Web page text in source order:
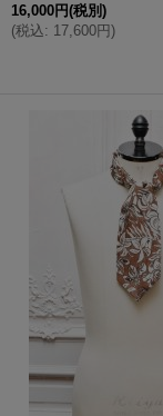
16,000円(税別)
(税込: 17,600円)